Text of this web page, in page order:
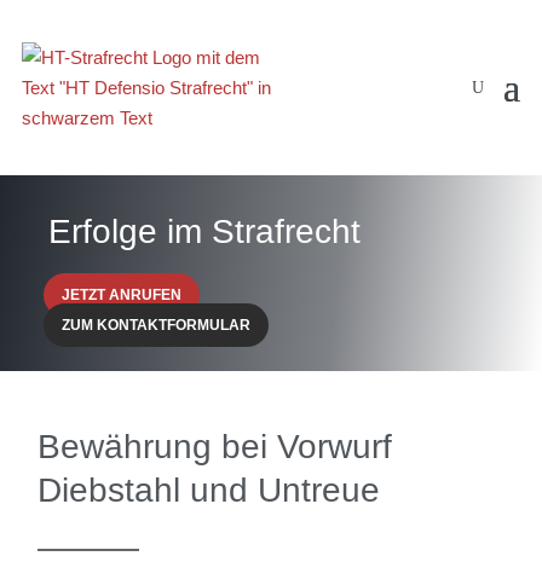
Erfolge im Strafrecht
JETZT ANRUFEN
ZUM KONTAKTFORMULAR
Bewährung bei Vorwurf
Diebstahl und Untreue